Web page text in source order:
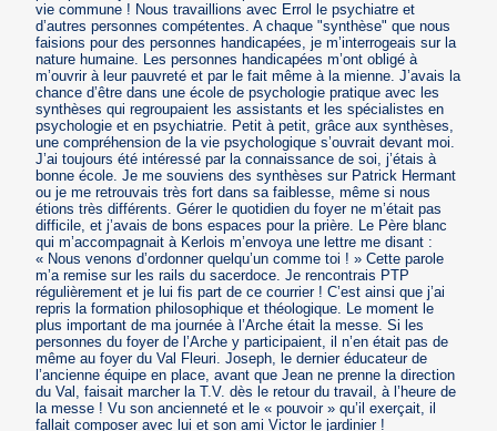
vie commune ! Nous travaillions avec Errol le psychiatre et
d’autres personnes compétentes. A chaque "synthèse" que nous
faisions pour des personnes handicapées, je m’interrogeais sur la
nature humaine. Les personnes handicapées m’ont obligé à
m’ouvrir à leur pauvreté et par le fait même à la mienne. J’avais la
chance d’être dans une école de psychologie pratique avec les
synthèses qui regroupaient les assistants et les spécialistes en
psychologie et en psychiatrie. Petit à petit, grâce aux synthèses,
une compréhension de la vie psychologique s’ouvrait devant moi.
J’ai toujours été intéressé par la connaissance de soi, j’étais à
bonne école. Je me souviens des synthèses sur Patrick Hermant
ou je me retrouvais très fort dans sa faiblesse, même si nous
étions très différents. Gérer le quotidien du foyer ne m’était pas
difficile, et j’avais de bons espaces pour la prière. Le Père blanc
qui m’accompagnait à Kerlois m’envoya une lettre me disant :
« Nous venons d’ordonner quelqu’un comme toi ! » Cette parole
m’a remise sur les rails du sacerdoce. Je rencontrais PTP
régulièrement et je lui fis part de ce courrier ! C’est ainsi que j’ai
repris la formation philosophique et théologique. Le moment le
plus important de ma journée à l’Arche était la messe. Si les
personnes du foyer de l’Arche y participaient, il n’en était pas de
même au foyer du Val Fleuri. Joseph, le dernier éducateur de
l’ancienne équipe en place, avant que Jean ne prenne la direction
du Val, faisait marcher la T.V. dès le retour du travail, à l’heure de
la messe ! Vu son ancienneté et le « pouvoir » qu’il exerçait, il
fallait composer avec lui et son ami Victor le jardinier !